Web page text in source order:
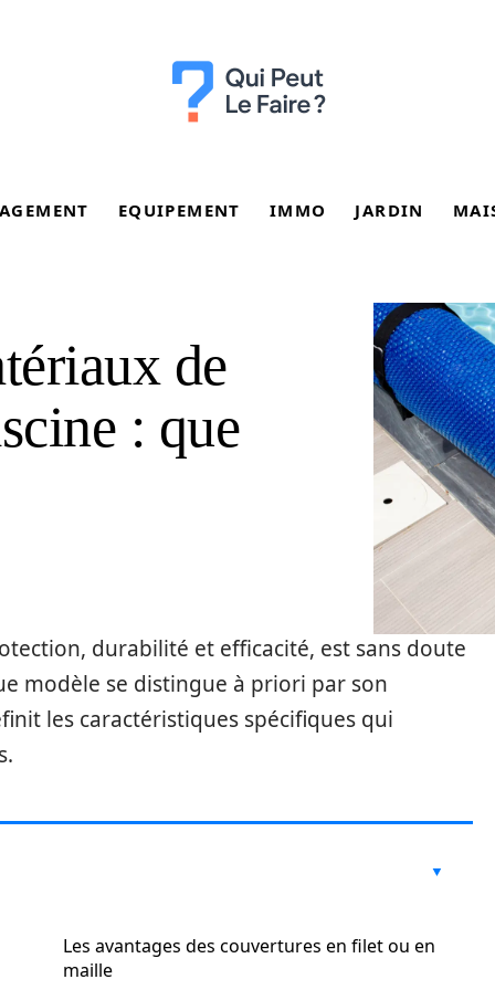
EQUIPEMENT IMMO JARDIN
de
: que
durabilité et efficacité, est sans doute
modèle se distingue à priori par son
les caractéristiques spécifiques qui
Les avantages des couvertures en filet ou en
maille